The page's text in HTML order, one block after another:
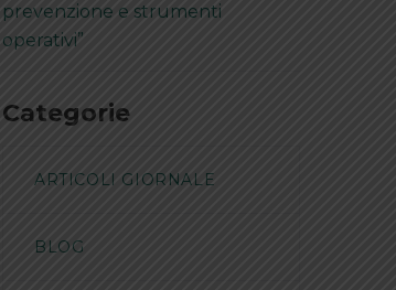
prevenzione e strumenti
operativi”
Categorie
ARTICOLI GIORNALE
BLOG